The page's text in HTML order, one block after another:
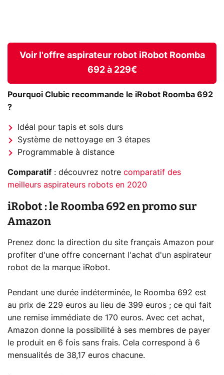
Voir l'offre aspirateur robot iRobot Roomba
692 à 229€
Pourquoi Clubic recommande le iRobot Roomba 692
?
Idéal pour tapis et sols durs
Système de nettoyage en 3 étapes
Programmable à distance
Comparatif : découvrez notre comparatif des
meilleurs aspirateurs robots en 2020
iRobot : le Roomba 692 en promo sur
Amazon
Prenez donc la direction du site français Amazon pour
profiter d'une offre concernant l'achat d'un aspirateur
robot de la marque iRobot.
Pendant une durée indéterminée, le Roomba 692 est
au prix de 229 euros au lieu de 399 euros ; ce qui fait
une remise immédiate de 170 euros. Avec cet achat,
Amazon donne la possibilité à ses membres de payer
le produit en 6 fois sans frais. Cela correspond à 6
mensualités de 38,17 euros chacune.